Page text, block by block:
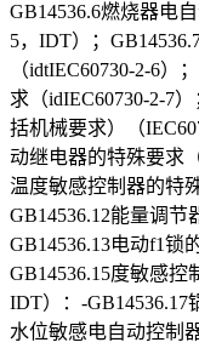
GB14536.6燃烧器电
5，IDT）；
（idtIEC60730-2-6）
求（idIEC60730-2-7
括机械要求）（
动继电器的特殊要求
温度敏感控制器的特
GB14536.12能量调节
GB14536.13电动f1锁
GB14536.15度敏感控
IDT）：-
水位敏感电自动控制